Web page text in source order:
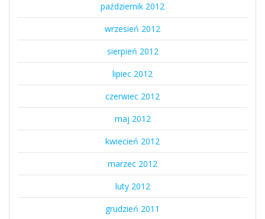
październik 2012
wrzesień 2012
sierpień 2012
lipiec 2012
czerwiec 2012
maj 2012
kwiecień 2012
marzec 2012
luty 2012
grudzień 2011